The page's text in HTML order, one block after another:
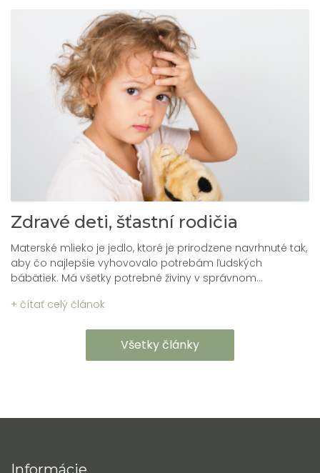
Zdravé deti, šťastní rodičia
Materské mlieko je jedlo, ktoré je prirodzene navrhnuté tak,
aby čo najlepšie vyhovovalo potrebám ľudských
bábätiek. Má všetky potrebné živiny v správnom...
+ čítať celý článok
Všetky články